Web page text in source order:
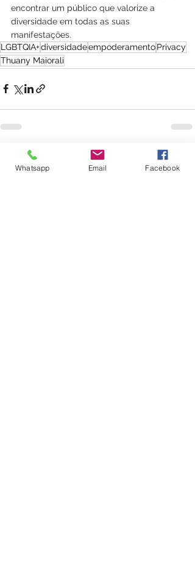
encontrar um público que valorize a
diversidade em todas as suas
manifestações.
LGBTQIA+diversidadeempoderamentoPrivacy
Thuany Maiorali
Posts recentes Ver tudo
Whatsapp Email Facebook